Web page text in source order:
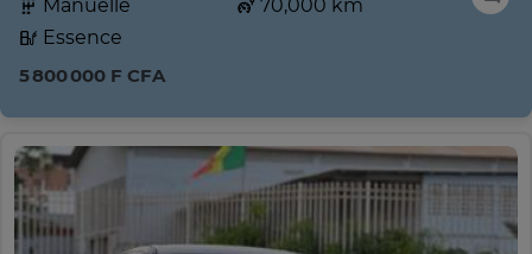
Manuelle
70,000 km
Essence
5 800 000 F CFA